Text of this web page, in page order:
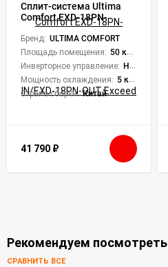
Сплит-система Ultima
Comfort EXD-18PN-
IN/EXD-18PN-OUT Exceed
Бренд: ULTIMA COMFORT
Площадь помещения: 50 кв. м.
Инверторное управление: Нет
Мощность охлаждения: 5 кВт
Страна сборки: Китай
41 790 ₽
Рекомендуем посмотреть
СРАВНИТЬ ВСЕ